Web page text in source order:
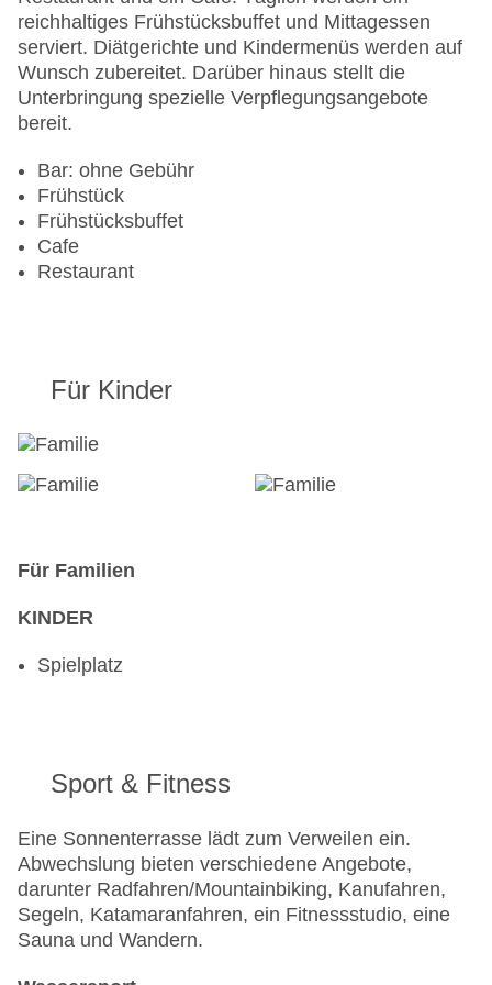
Gesamtanzahl der Zimmer: 50
Zahlungsarten: Mastercard, Visa
Landeskategorie: 3 Sterne
reichhaltiges Frühstücksbuffet und Mittagessen
serviert. Diätgerichte und Kindermenüs werden auf
Wunsch zubereitet. Darüber hinaus stellt die
Unterbringung spezielle Verpflegungsangebote
bereit.
Bar: ohne Gebühr
Frühstück
Frühstücksbuffet
Cafe
Restaurant
Für Kinder
Für Familien
KINDER
Spielplatz
Sport & Fitness
Eine Sonnenterrasse lädt zum Verweilen ein.
Abwechslung bieten verschiedene Angebote,
darunter Radfahren/Mountainbiking, Kanufahren,
Segeln, Katamaranfahren, ein Fitnessstudio, eine
Sauna und Wandern.